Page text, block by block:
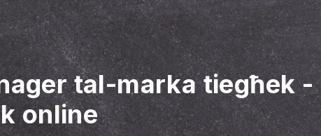
tal-marka tiegħek-
online